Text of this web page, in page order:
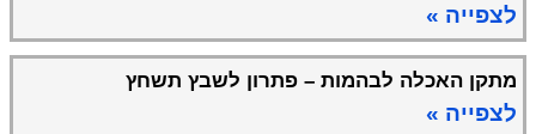
לצפייה »
מתקן האכלה לבהמות – פתרון לשבץ תשחץ
לצפייה »